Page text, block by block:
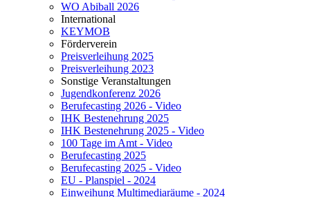
WO Abiball 2026
International
KEYMOB
Förderverein
Preisverleihung 2025
Preisverleihung 2023
Sonstige Veranstaltungen
Jugendkonferenz 2026
Berufecasting 2026 - Video
IHK Bestenehrung 2025
IHK Bestenehrung 2025 - Video
100 Tage im Amt - Video
Berufecasting 2025
Berufecasting 2025 - Video
EU - Planspiel - 2024
Einweihung Multimediaräume - 2024